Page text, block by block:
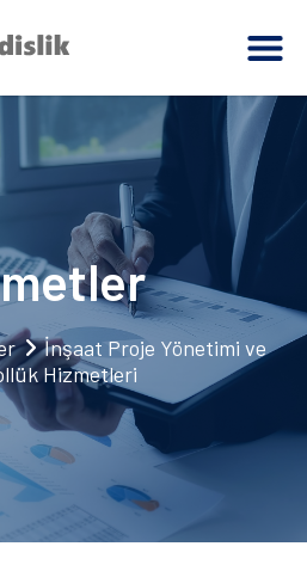
İnşaat Proje Yönetimi ve
Hizmetleri